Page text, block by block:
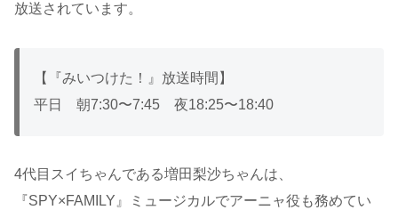
放送されています。
【『みいつけた！』放送時間】
平日 朝7:30〜7:45 夜18:25〜18:40
4代目スイちゃんである増田梨沙ちゃんは、
『SPY×FAMILY』ミュージカルでアーニャ役も務めてい